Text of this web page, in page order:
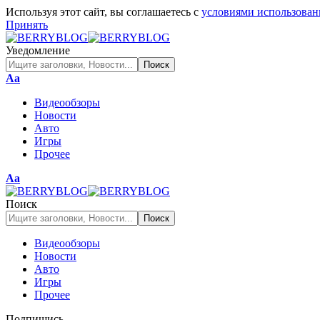
Используя этот сайт, вы соглашаетесь с условиями
Принять
Уведомление
Изменение
шрифта
Аа
Видеообзоры
Новости
Авто
Игры
Прочее
Изменение
размера
шрифта
Аа
Поиск
Видеообзоры
Новости
Авто
Игры
Прочее